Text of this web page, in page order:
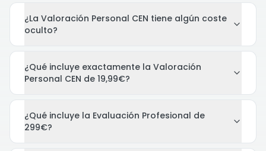
¿La Valoración Personal CEN tiene algún coste
oculto?
¿Qué incluye exactamente la Valoración
Personal CEN de 19,99€?
¿Qué incluye la Evaluación Profesional de
299€?